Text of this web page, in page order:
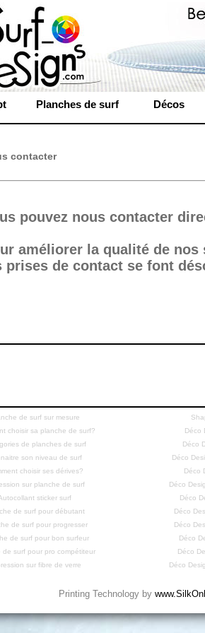
Planches de surf Décos
contacter
pouvez nous contacter
améliorer la qualité de nos
prises de contact se font
de surf sur mesure
choisir sa planche de surf?
de planches de surf
son niveau de surf
choisir ses dérives?
sur planche de surf
sticker surf
de surf pour débutant
de surf pour progresser
de surf pour bon surfeur
de surf pour pro compétiteur
sur fibre de verre
Déco
Déco
Déco
Déco
Déco
Déco
Déco
Déco
Déco
Déco
Déco
Printing Technology by